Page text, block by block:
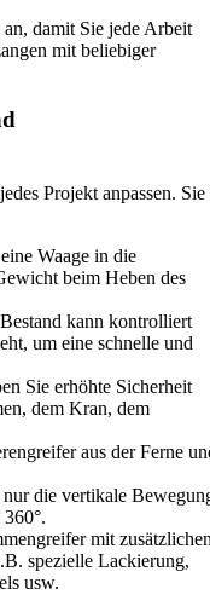
damit Sie jede Arbeit
mit beliebiger
Projekt anpassen. Sie
Waage in die
beim Heben des
kann kontrolliert
um eine schnelle und
Sie erhöhte Sicherheit
dem Kran, dem
aus der Ferne
die vertikale
mit
spezielle Lackierung,
usw.